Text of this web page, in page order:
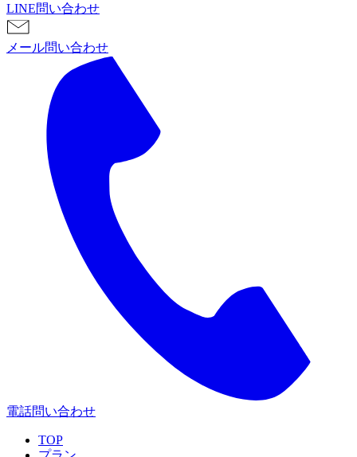
LINE問い合わせ
メール問い合わせ
電話問い合わせ
TOP